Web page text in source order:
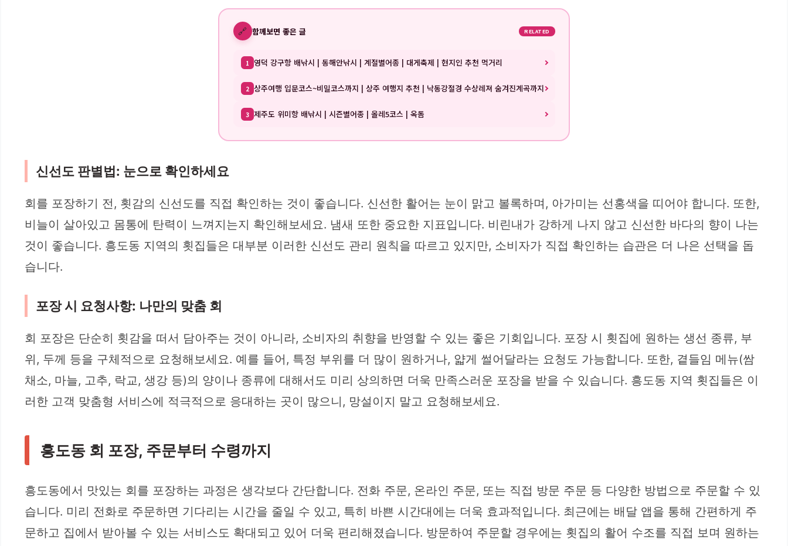
🔗 함께보면 좋은 글 RELATED
1 영덕 강구항 배낚시 | 동해안낚시 | 계절별어종 | 대게축제 | 현지인 추천 먹거리
2 상주여행 입문코스~비밀코스까지 | 상주 여행지 추천 | 낙동강절경 수상레져 숨겨진계곡까지
3 제주도 위미항 배낚시 | 시즌별어종 | 올레5코스 | 옥돔
신선도 판별법: 눈으로 확인하세요
회를 포장하기 전, 횟감의 신선도를 직접 확인하는 것이 좋습니다. 신선한 활어는 눈이 맑고 볼록하며, 아가미는 선홍색을 띠어야 합니다. 또한,
비늘이 살아있고 몸통에 탄력이 느껴지는지 확인해보세요. 냄새 또한 중요한 지표입니다. 비린내가 강하게 나지 않고 신선한 바다의 향이 나는
것이 좋습니다. 흥도동 지역의 횟집들은 대부분 이러한 신선도 관리 원칙을 따르고 있지만, 소비자가 직접 확인하는 습관은 더 나은 선택을 돕
습니다.
포장 시 요청사항: 나만의 맞춤 회
회 포장은 단순히 횟감을 떠서 담아주는 것이 아니라, 소비자의 취향을 반영할 수 있는 좋은 기회입니다. 포장 시 횟집에 원하는 생선 종류, 부
위, 두께 등을 구체적으로 요청해보세요. 예를 들어, 특정 부위를 더 많이 원하거나, 얇게 썰어달라는 요청도 가능합니다. 또한, 곁들임 메뉴(쌈
채소, 마늘, 고추, 락교, 생강 등)의 양이나 종류에 대해서도 미리 상의하면 더욱 만족스러운 포장을 받을 수 있습니다. 흥도동 지역 횟집들은 이
러한 고객 맞춤형 서비스에 적극적으로 응대하는 곳이 많으니, 망설이지 말고 요청해보세요.
흥도동 회 포장, 주문부터 수령까지
흥도동에서 맛있는 회를 포장하는 과정은 생각보다 간단합니다. 전화 주문, 온라인 주문, 또는 직접 방문 주문 등 다양한 방법으로 주문할 수 있
습니다. 미리 전화로 주문하면 기다리는 시간을 줄일 수 있고, 특히 바쁜 시간대에는 더욱 효과적입니다. 최근에는 배달 앱을 통해 간편하게 주
문하고 집에서 받아볼 수 있는 서비스도 확대되고 있어 더욱 편리해졌습니다. 방문하여 주문할 경우에는 횟집의 활어 수조를 직접 보며 원하는